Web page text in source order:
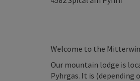
Welcome to the
Our mountain lodge is
Pyhrgas. It is (depending